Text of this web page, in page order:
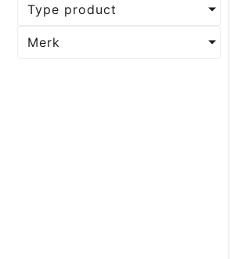
Type product
Merk